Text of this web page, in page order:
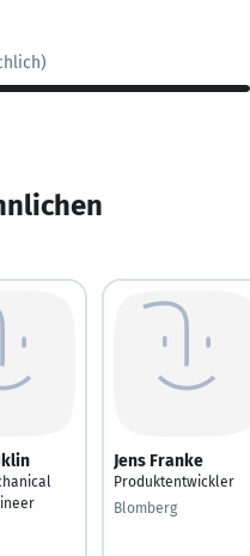
Jens Franke
Produktentwickler
Blomberg